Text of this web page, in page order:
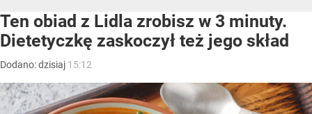
Ten obiad z Lidla zrobisz w 3 minuty.
Dietetyczkę zaskoczył też jego skład
Dodano:dzisiaj 15:12